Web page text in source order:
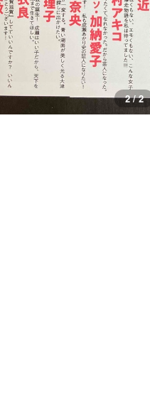
2 / 2